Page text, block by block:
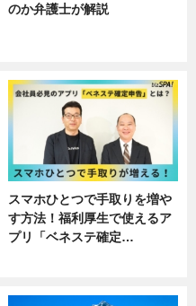
のか弁護士が解説
スマホひとつで手取りを増や
す方法！福利厚生で使えるア
プリ「ベネステ確定…